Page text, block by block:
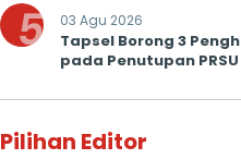
5 03 Agu 2026
Tapsel Borong 3
pada Penutupan
Pilihan Editor